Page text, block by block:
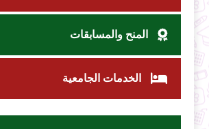
المنح والمسابقات
الخدمات الجامعية